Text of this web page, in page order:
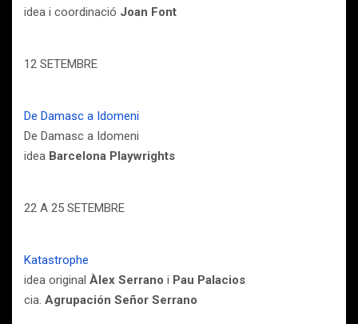
idea i coordinació Joan Font
12 SETEMBRE
De Damasc a Idomeni
De Damasc a Idomeni
idea Barcelona Playwrights
22 A 25 SETEMBRE
Katastrophe
idea original Àlex Serrano i Pau Palacios
cia. Agrupación Señor Serrano